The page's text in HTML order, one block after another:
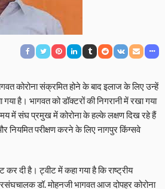
कोरोना संक्रमित होने के बाद इलाज के लिए उन्हें
है। भागवत को डॉक्टरों की निगरानी में रखा गया
में संघ प्रमुख में कोरोना के हल्के लक्षण दिख रहे हैं
नियमित परीक्षण करने के लिए नागपुर किंग्सवे
दी है। ट्वीट में कहा गया है कि राष्ट्रीय
डॉ. मोहनजी भागवत आज दोपहर कोरोना